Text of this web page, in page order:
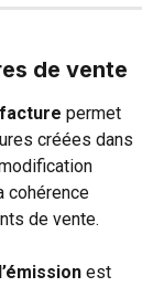
de vente
permet
créées dans
cohérence
de vente.
est